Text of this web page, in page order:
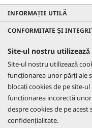
Site-ul nostru utilizează
Site-ul nostru utilizează
funcționarea unor părți ale
blocați cookies de pe site-
funcționarea incorectă
despre cookies de pe
confidențialitate.
INFORMAȚIE UTILĂ
CONFORMITATE ȘI
CONTACTE
REȚELE SOCIALE
CO₂- NEUTRAL WEBSITE